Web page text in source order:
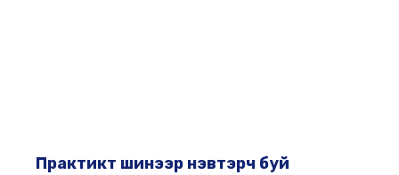
Практикт шинээр нэвтэрч буй